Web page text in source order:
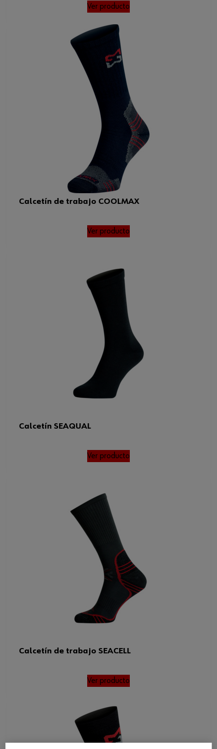
Ver producto
Calcetín de trabajo COOLMAX
Ver producto
Calcetín SEAQUAL
Ver producto
Calcetín de trabajo SEACELL
Ver producto